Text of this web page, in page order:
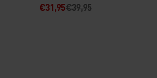
€31,95€39,95